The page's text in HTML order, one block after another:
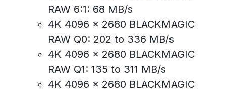
RAW 6:1: 68 MB/s
4K 4096 x 2680 BLACKMAGIC
RAW Q0: 202 to 336 MB/s
4K 4096 x 2680 BLACKMAGIC
RAW Q1: 135 to 311 MB/s
4K 4096 x 2680 BLACKMAGIC